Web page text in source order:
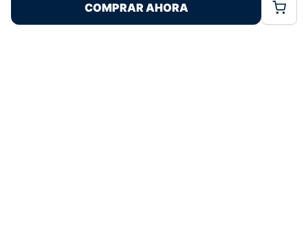
Política de CookiesPolítica de Privacidad
COMPRAR AHORA
Ofertas Sin Límites